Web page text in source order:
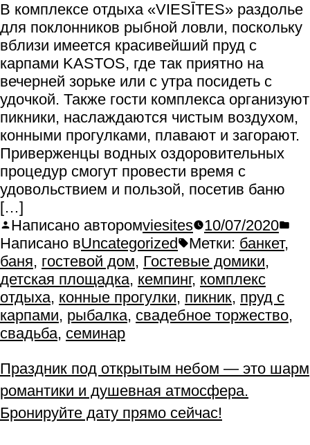
В комплексе отдыха «VIESĪTES» раздолье
для поклонников рыбной ловли, поскольку
вблизи имеется красивейший пруд с
карпами KASTOS, где так приятно на
вечерней зорьке или с утра посидеть с
удочкой. Также гости комплекса организуют
пикники, наслаждаются чистым воздухом,
конными прогулками, плавают и загорают.
Приверженцы водных оздоровительных
процедур смогут провести время с
удовольствием и пользой, посетив баню
[…]
Написано авторомviesites
10/07/2020
Написано вUncategorized Метки: банкет,
баня, гостевой дом, Гостевые домики,
детская площадка, кемпинг, комплекс
отдыха, конные прогулки, пикник, пруд с
карпами, рыбалка, свадебное торжество,
свадьба, семинар
Праздник под открытым небом — это шарм
романтики и душевная атмосфера.
Бронируйте дату прямо сейчас!